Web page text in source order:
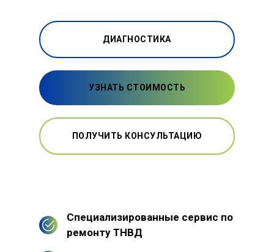
ДИАГНОСТИКА
УЗНАТЬ СТОИМОСТЬ
ПОЛУЧИТЬ КОНСУЛЬТАЦИЮ
Специализированные сервис по
ремонту ТНВД